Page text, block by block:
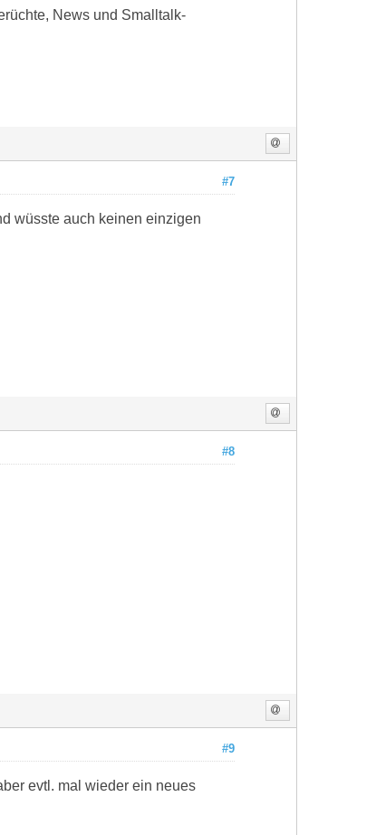
News und Smalltalk-
#7
wüsste auch keinen einzigen
#8
#9
evtl. mal wieder ein neues